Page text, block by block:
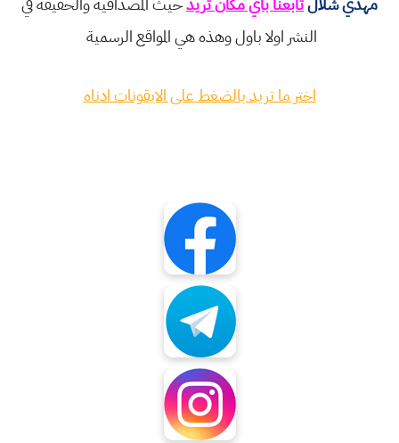
النشر اولا باول وهذه هي المواقع الرسمية
اختر ما تريد بالضغط على الايقونات ادناه